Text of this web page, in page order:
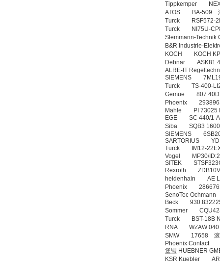
Tippkemper
ATOS BA-509
Turck RSF572-
Turck NI75U-
Stemmann-
B&R Industrie-
KOCH KOCH
Debnar ASK81.4
ALRE-IT
SIEMENS
Turck TS-400-
Gemue 807 40D
Phoenix
Mahle PI 73025
EGE SC 440/1-
Siba SQB3
SIEMENS
SARTORIUS
Turck IM12-
Vogel MP30/
SITEK
Rexroth
heidenhain AE LS
Phoenix
SenoTec
Beck
Sommer
Turck BST-18B
RNA WZAW 040
SMW 17658 滚
Phoenix
堡盟 HUEBNER
KSR Kuebler